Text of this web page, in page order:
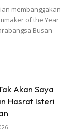
membanggakan
of the Year
Busan
Akan Saya
Hasrat Isteri